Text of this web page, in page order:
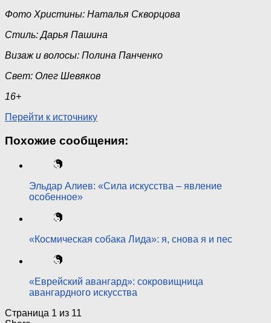
Фото Христины: Наталья Скворцова
Стиль: Дарья Пашина
Визаж и волосы: Полина Панченко
Свет: Олег Шевяков
16+
Перейти к источнику
Похожие сообщения:
Эльдар Алиев: «Сила искусства – явление
особенное»
«Космическая собака Лида»: я, снова я и пес
«Еврейский авангард»: сокровищница
авангардного искусства
Страница 1 из 11